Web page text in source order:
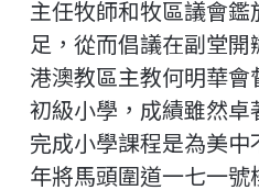
主任牧師和牧區議會
足，從而倡議在副堂
港澳教區主教何明華
初級小學，成績雖然
完成小學課程是為美
年將馬頭圍道一七一